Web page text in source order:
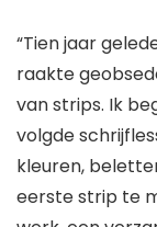
“Tien jaar
raakte
van strips. Ik
volgde
kleuren,
eerste strip te